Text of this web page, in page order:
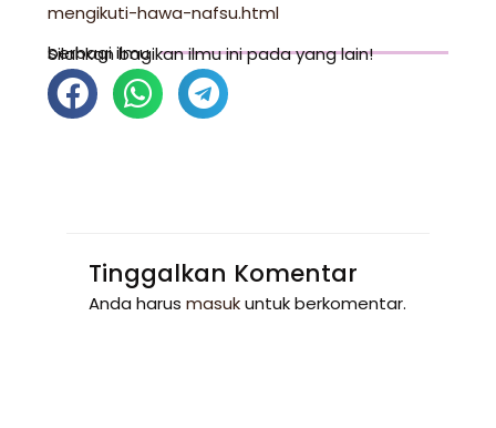
mengikuti-hawa-nafsu.html
berbagi ilmu
Silahkan bagikan ilmu ini pada yang lain!
Tinggalkan Komentar
Anda harus masukuntuk berkomentar.